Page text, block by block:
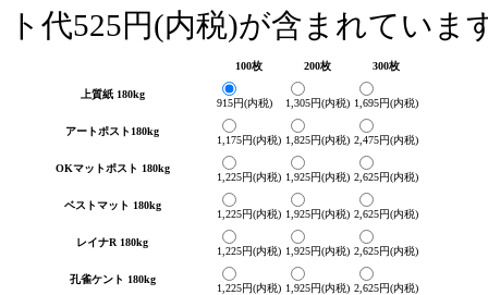
ト代525円(内税)が含まれていま
100枚 200枚 300枚
上質紙 180kg
915円(内税) 1,305円(内税) 1,695円(内税)
アートポスト180kg
1,175円(内税) 1,825円(内税) 2,475円(内税)
OKマットポスト 180kg
1,225円(内税) 1,925円(内税) 2,625円(内税)
ベストマット 180kg
1,225円(内税) 1,925円(内税) 2,625円(内税)
レイナR 180kg
1,225円(内税) 1,925円(内税) 2,625円(内税)
孔雀ケント 180kg
1,225円(内税) 1,925円(内税) 2,625円(内税)